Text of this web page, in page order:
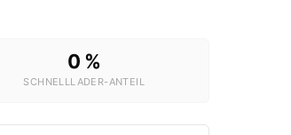
0 %
SCHNELLLADER-ANTEIL